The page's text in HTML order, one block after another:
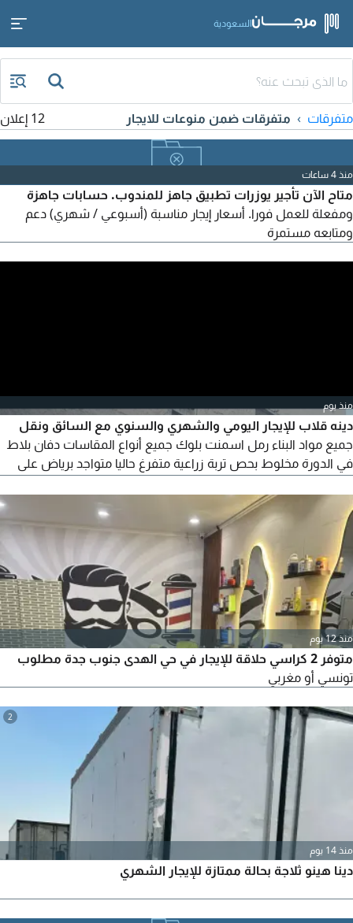
السعودية
متفرقات متفرقات ضمن منوعات للايجار 12 إعلان
منذ 4 ساعات
متاح الآن تأجير يوزرات تطبيق جاهز للمندوب. حسابات جاهزة
ومفعلة للعمل فورا. أسعار إيجار مناسبة (أسبوعي / شهري) دعم
ومتابعه مستمرة
منذ يوم
دينه قلاب للإيجار اليومي والشهري والسنوي مع السائق ونقل
جميع مواد البناء رمل اسمنت بلوك جميع أنواع المقاسات دفان بلاط
في الدورة مخلوط بحص تربة زراعية متفرغ حاليا متواجد برياض على
منذ 12 يوم
متوفر 2 كراسي حلاقة للإيجار في حي الهدى جنوب جدة مطلوب
تونسي أو مغربي
2
منذ 14 يوم
دينا هينو ثلاجة بحالة ممتازة للإيجار الشهري